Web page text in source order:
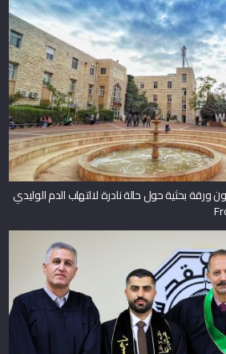
بحثية حول حالة نادرة لالتهاب الدم الوليدي